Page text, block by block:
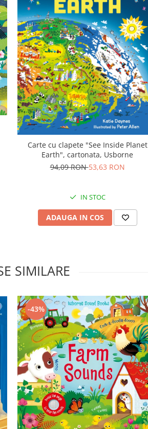
Carte cu clapete "See Inside Planet
Earth", cartonata, Usborne
94,09 RON53,63 RON
IN STOC
ADAUGA IN COS
SIMILARE
-43%